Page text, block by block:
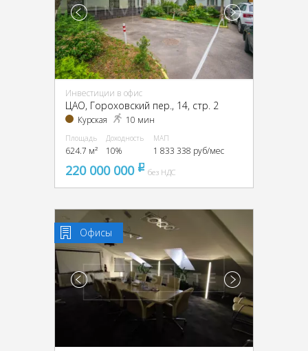
Инвестиции в офис
ЦАО, Гороховский пер., 14, стр. 2
Курская 10 мин
Площадь
624.7 м²
Доходность
10%
МАП
1 833 338 руб/мес
220 000 000 pуббез НДС
Офисы